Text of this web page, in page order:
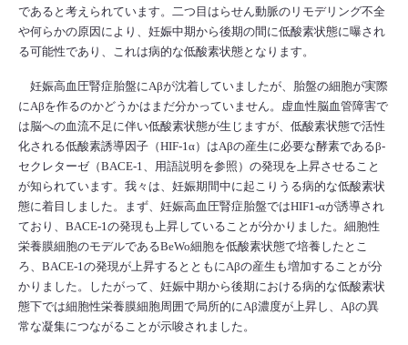
であると考えられています。二つ目はらせん動脈のリモデリング不全
や何らかの原因により、妊娠中期から後期の間に低酸素状態に曝され
る可能性であり、これは病的な低酸素状態となります。
妊娠高血圧腎症胎盤にAβが沈着していましたが、胎盤の細胞が実際
にAβを作るのかどうかはまだ分かっていません。虚血性脳血管障害で
は脳への血流不足に伴い低酸素状態が生じますが、低酸素状態で活性
化される低酸素誘導因子（HIF-1α）はAβの産生に必要な酵素であるβ‐
セクレターゼ（BACE-1、用語説明を参照）の発現を上昇させること
が知られています。我々は、妊娠期間中に起こりうる病的な低酸素状
態に着目しました。まず、妊娠高血圧腎症胎盤ではHIF1-αが誘導され
ており、BACE-1の発現も上昇していることが分かりました。細胞性
栄養膜細胞のモデルであるBeWo細胞を低酸素状態で培養したとこ
ろ、BACE-1の発現が上昇するとともにAβの産生も増加することが分
かりました。したがって、妊娠中期から後期における病的な低酸素状
態下では細胞性栄養膜細胞周囲で局所的にAβ濃度が上昇し、Aβの異
常な凝集につながることが示唆されました。